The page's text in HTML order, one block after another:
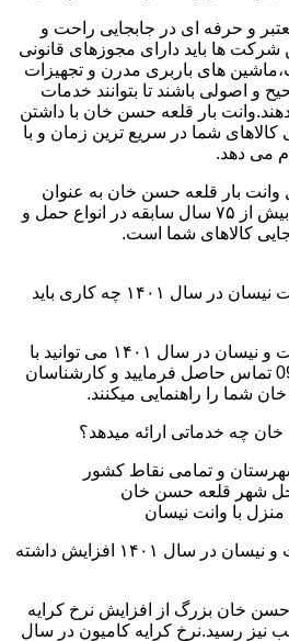
و حرفه ای در جابجایی راحت و
ها باید دارای مجوزهای قانونی
های باربری مدرن و تجهیزات
اصولی باشند تا بتوانند خدمات
بار قلعه حسن خان با داشتن
کالاهای شما در سریع ترین زمان و با
می دهد.
بار قلعه حسن خان به عنوان
قدیمی ترین باربری ایران با بیش از ۷۵ سال سابقه در انواع حمل و
کالاهای شما است.
برای اطلاع از نرخ کرایه وانت نیسان در سال ۱۴۰۱ چه کاری باید
برای اطلاع از نرخ کرایه وانت و نیسان در سال ۱۴۰۱ می توانید با
شماره تماس 09051803289 تماس حاصل فرمایید و کارشناسان
شما را راهنمایی میکنند.
چه خدماتی ارائه میدهد؟
و تمامی نقاط کشور
شهر قلعه حسن خان
با وانت نیسان
آیا نرخ حمل بار و کرایه وانت و نیسان در سال ۱۴۰۱ افزایش داشته
خان بزرگ از افزایش نرخ کرایه
نیز رسید.نرخ کرایه کامیون در سال